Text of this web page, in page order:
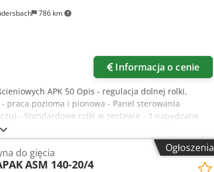
786 km
Informacja o cenie
APK 50 Opis - regulacja dolnej rolki,
praca pozioma i pionowa - Panel sterowania
- Standardowe rolki w zestawie - 3 napędzane
Dane techniczne - Wydajność gięcia patrz tabela
: 157 mm - Wałki : 50,0 mm - całkowite
- ciężar: 500 kg - Wymiary dł.-szer.-wys.: 950 x 700
Ogłoszenia
do gięcia
ASM 140-20/4